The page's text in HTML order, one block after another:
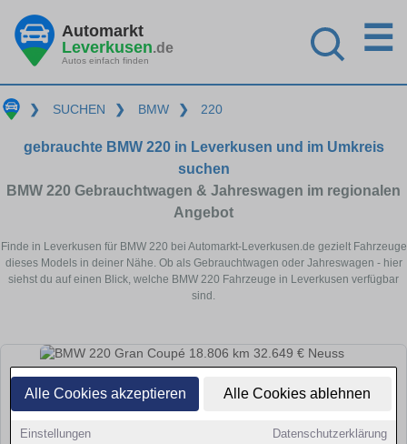
Alle Cookies akzeptieren Alle Cookies ablehnen
Einstellungen Datenschutzerklärung
Automarkt
Leverkusen.de
Autos einfach finden
☰
❯ SUCHEN ❯ BMW ❯ 220
gebrauchte BMW 220 in Leverkusen und im Umkreis
suchen
BMW 220 Gebrauchtwagen & Jahreswagen im regionalen
Angebot
Finde in Leverkusen für BMW 220 bei Automarkt-Leverkusen.de gezielt Fahrzeuge
dieses Models in deiner Nähe. Ob als Gebrauchtwagen oder Jahreswagen - hier
siehst du auf einen Blick, welche BMW 220 Fahrzeuge in Leverkusen verfügbar
sind.